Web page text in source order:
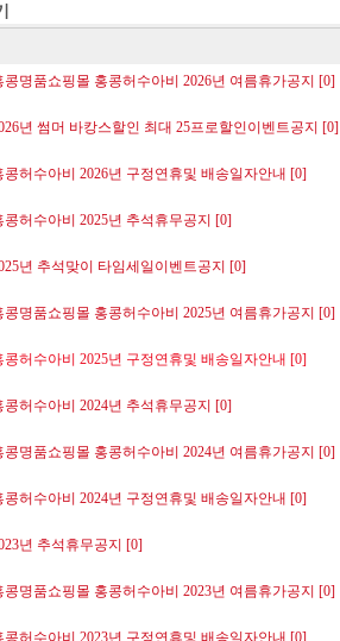
콩명품쇼핑몰 홍콩허수아비 2026년 여름휴가공지 [0]
년 썸머 바캉스할인 최대 25프로할인이벤트공지 [0]
콩허수아비 2026년 구정연휴및 배송일자안내 [0]
콩허수아비 2025년 추석휴무공지 [0]
년 추석맞이 타임세일이벤트공지 [0]
콩명품쇼핑몰 홍콩허수아비 2025년 여름휴가공지 [0]
콩허수아비 2025년 구정연휴및 배송일자안내 [0]
콩허수아비 2024년 추석휴무공지 [0]
콩명품쇼핑몰 홍콩허수아비 2024년 여름휴가공지 [0]
콩허수아비 2024년 구정연휴및 배송일자안내 [0]
년 추석휴무공지 [0]
콩명품쇼핑몰 홍콩허수아비 2023년 여름휴가공지 [0]
콩허수아비 2023년 구정연휴및 배송일자안내 [0]